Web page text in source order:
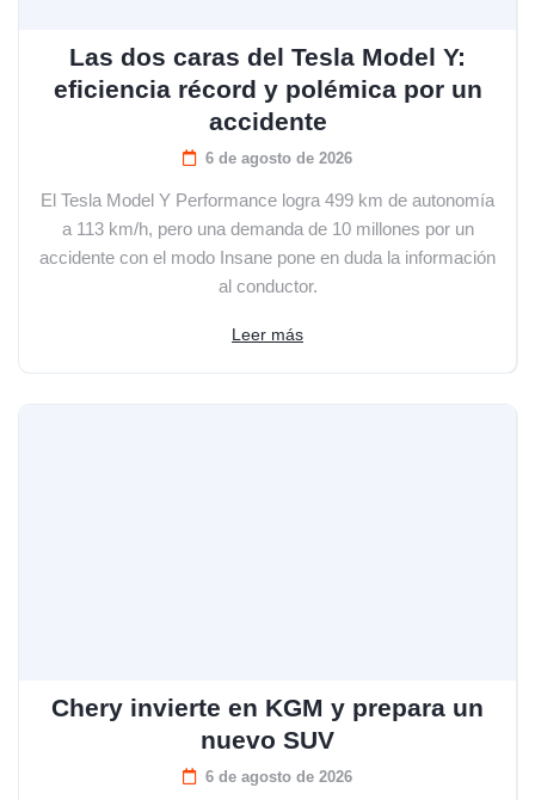
Las dos caras del Tesla Model Y:
eficiencia récord y polémica por un
accidente
6 de agosto de 2026
El Tesla Model Y Performance logra 499 km de autonomía
a 113 km/h, pero una demanda de 10 millones por un
accidente con el modo Insane pone en duda la información
al conductor.
Leer más
Chery invierte en KGM y prepara un
nuevo SUV
6 de agosto de 2026